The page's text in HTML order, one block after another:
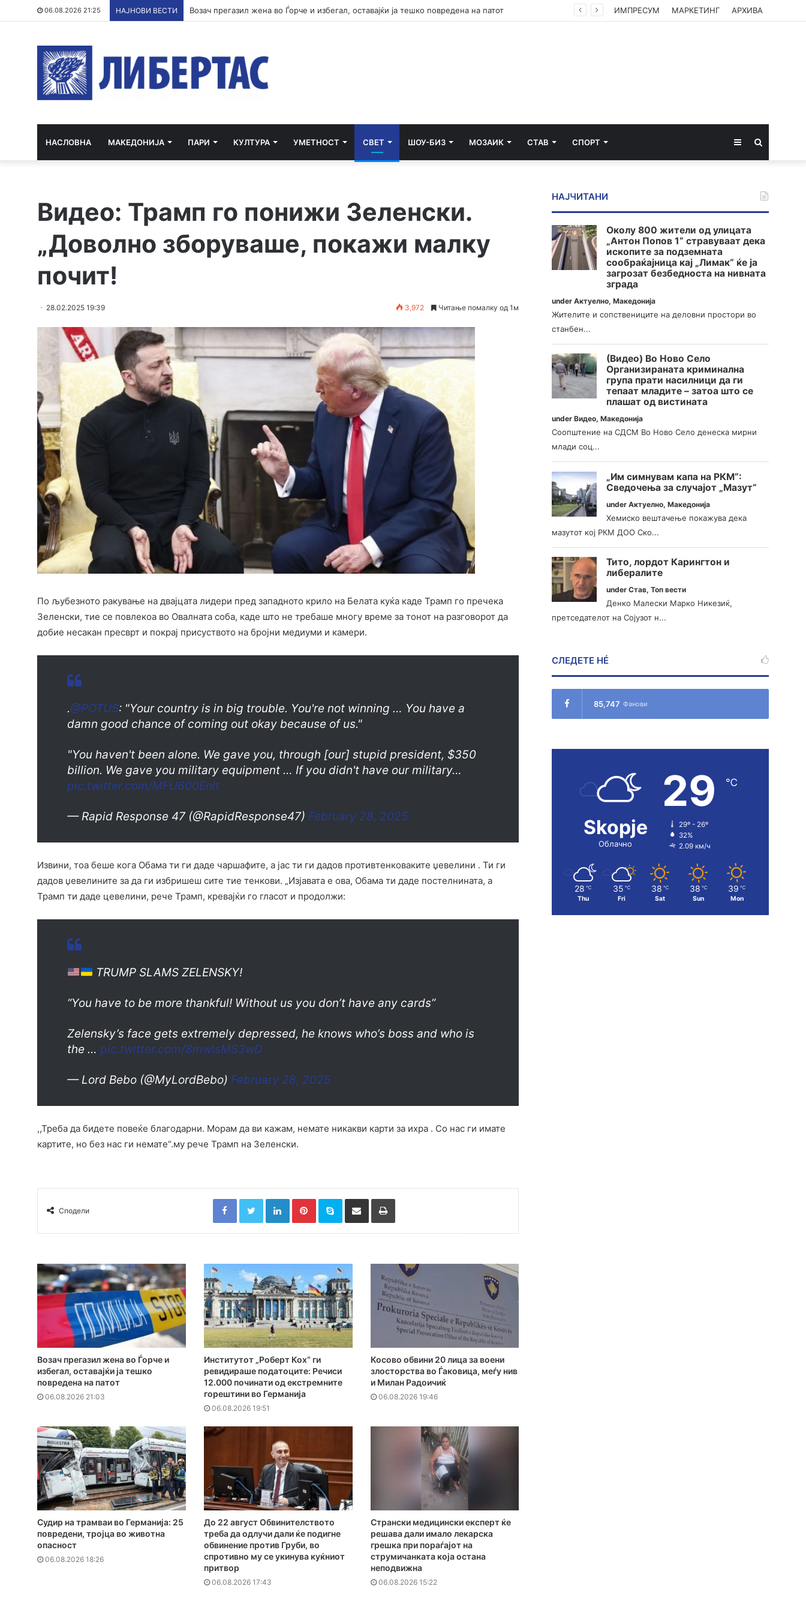
06.08.2026 21:25 НАЈНОВИ ВЕСТИ ИМПРЕСУМ МАРКЕТИНГ АРХИВА
НАСЛОВНА МАКЕДОНИЈА ПАРИ КУЛТУРА УМЕТНОСТ СВЕТ ШОУ-БИЗ МОЗАИК СТАВ СПОРТ Sidebar
Видео: Трамп го понижи Зеленски.
„Доволно зборуваше, покажи малку
почит!
28.02.2025 19:39 3,972 Читање помалку од 1м
По љубезното ракување на двајцата лидери пред западното крило на Белата куќа каде Трамп го пречека
Зеленски, тие се повлекоа во Овалната соба, каде што не требаше многу време за тонот на разговорот да
добие несакан пресврт и покрај присуството на бројни медиуми и камери.
.@POTUS: "Your country is in big trouble. You're not winning … You have a
damn good chance of coming out okay because of us."
"You haven't been alone. We gave you, through [our] stupid president, $350
billion. We gave you military equipment … If you didn't have our military…
pic.twitter.com/MFU600Enlt
— Rapid Response 47 (@RapidResponse47) February 28, 2025
Извини, тоа беше кога Обама ти ги даде чаршафите, а јас ти ги дадов противтенковаките џевелини . Ти ги
дадов џевелините за да ги избришеш сите тие тенкови. „Изјавата е ова, Обама ти даде постелнината, а
Трамп ти даде цевелини, рече Трамп, кревајќи го гласот и продолжи:
TRUMP SLAMS ZELENSKY!
“You have to be more thankful! Without us you don’t have any cards”
Zelensky’s face gets extremely depressed, he knows who’s boss and who is
the … pic.twitter.com/8mwlsMS3wD
— Lord Bebo (@MyLordBebo) February 28, 2025
,,Треба да бидете повеќе благодарни. Морам да ви кажам, немате никакви карти за ихра . Со нас ги имате
картите, но без нас ги немате“.му рече Трамп на Зеленски.
Сподели
FacebookTwitterLinkedInPinterestSkype Сподели преку Е-маил Испринтај
Возач прегазил жена во Ѓорче и
избегал, оставајќи ја тешко
повредена на патот
06.08.2026 21:03
Институтот „Роберт Кох“ ги
ревидираше податоците: Речиси
12.000 починати од екстремните
горештини во Германија
06.08.2026 19:51
Косово обвини 20 лица за воени
злосторства во Ѓаковица, меѓу нив
и Милан Радоичиќ
06.08.2026 19:46
Судир на трамваи во Германија: 25
повредени, тројца во животна
опасност
06.08.2026 18:26
До 22 август Обвинителството
треба да одлучи дали ќе подигне
обвинение против Груби, во
спротивно му се укинува куќниот
притвор
06.08.2026 17:43
Странски медицински експерт ќе
решава дали имало лекарска
грешка при пораѓајот на
струмичанката која остана
неподвижна
06.08.2026 15:22
НАЈЧИТАНИ
Околу 800 жители од улицата
„Антон Попов 1“ стравуваат дека
ископите за подземната
сообраќајница кај „Лимак“ ќе ја
загрозат безбедноста на нивната
зграда
underАктуелно,Македонија
Жителите и сопствениците на деловни простори во
станбен...
(Видео) Во Ново Село
Организираната криминална
група прати насилници да ги
тепаат младите – затоа што се
плашат од вистината
underВидео,Македонија
Соопштение на СДСМ Во Ново Село денеска мирни
млади соц...
„Им симнувам капа на РКМ“:
Сведочења за случајот „Мазут“
underАктуелно,Македонија
Хемиско вештачење покажува дека
мазутот кој РКМ ДОО Ско...
Тито, лордот Карингтон и
либералите
underСтав,Топ вести
Денко Малески Марко Никезиќ,
претседателот на Сојузот н...
СЛЕДЕТЕ НÉ
85,747 Фанови
Skopje
Облачно
29 ℃
29º - 26º
32%
2.09 км/ч
28 ℃
Thu
35 ℃
Fri
38 ℃
Sat
38 ℃
Sun
39 ℃
Mon